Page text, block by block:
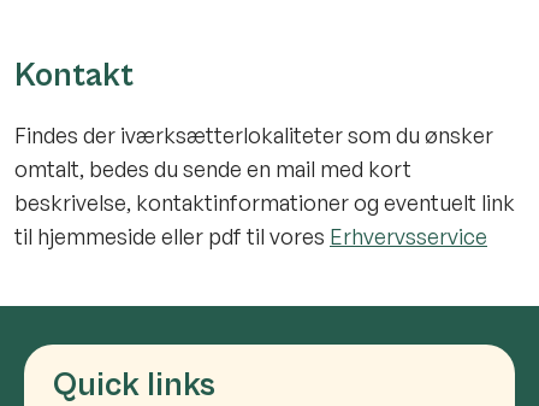
Kontakt
Findes der iværksætterlokaliteter som du ønsker
omtalt, bedes du sende en mail med kort
beskrivelse, kontaktinformationer og eventuelt link
til hjemmeside eller pdf til vores Erhvervsservice
Quick links